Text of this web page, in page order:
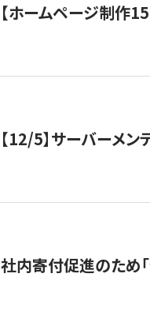
【ホームページ制作
【12/5】サーバーメ
社内寄付促進のため